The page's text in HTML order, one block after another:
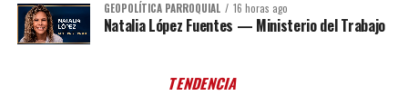
GEOPOLÍTICA PARROQUIAL 16 horas ago
Natalia López Fuentes — Ministerio del Trabajo
TENDENCIA